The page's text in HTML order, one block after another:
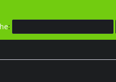
: